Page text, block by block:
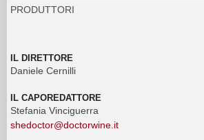
PRODUTTORI
IL DIRETTORE
Daniele Cernilli
IL CAPOREDATTORE
Stefania Vinciguerra
shedoctor@doctorwine.it